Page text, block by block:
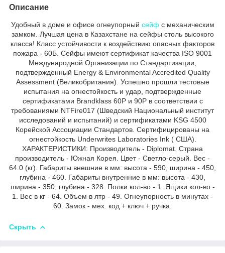
Описание
Удобный в доме и офисе огнеупорный сейф с механическим
замком. Лучшая цена в Казахстане на сейфы столь высокого
класса! Класс устойчивости к воздействию опасных факторов
пожара - 60Б. Сейфы имеют сертификат качества ISO 9001
Международной Организации по Стандартизации,
подтвержденный Energy & Environmental Accredited Quality
Assessment (Великобритания). Успешно прошли тестовые
испытания на огнестойкость и удар, подтвержденные
сертификатами Brandklass 60P и 90P в соответствии с
требованиями NTFire017 (Шведский Национальный институт
исследований и испытаний) и сертификатами KSG 4500
Корейской Ассоциации Стандартов. Сертифицированы на
огнестойкость Underwrites Laboratories Ink ( США).
ХАРАКТЕРИСТИКИ: Производитель - Diplomat. Страна
производитель - Южная Корея. Цвет - Светло-серый. Вес -
64.0 (кг). Габариты внешние в мм: высота - 590, ширина - 450,
глубина - 460. Габариты внутренние в мм: высота - 430,
ширина - 350, глубина - 328. Полки кол-во - 1. Ящики кол-во -
1. Вес в кг - 64. Объем в лтр - 49. Огнеупорность в минутах -
60. Замок - мех. код + ключ + ручка.
Скрыть